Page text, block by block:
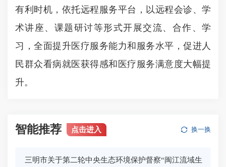
有利时机，依托远程服务平台，以远程会诊、学
术讲座、课题研讨等形式开展交流、合作、学
习，全面提升医疗服务能力和服务水平，促进人
民群众看病就医获得感和医疗服务满意度大幅提
升。
智能推荐 点击进入 换一换
三明市关于第二轮中央生态环境保护督察“闽江流域生